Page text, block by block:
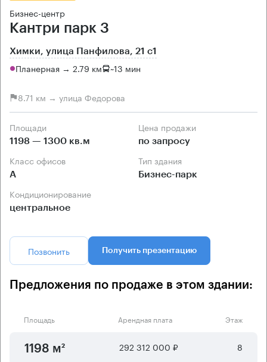
Бизнес-центр
Кантри парк 3
Химки, улица Панфилова, 21 с1
Планерная → 2.79 км ~13 мин
8.71 км → улица Федорова
Площади
1198 — 1300 кв.м
Цена продажи
по запросу
Класс офисов
А
Тип здания
Бизнес-парк
Кондиционирование
центральное
Позвонить Получить презентацию
Предложения по продаже в этом здании:
Площадь Арендная плата Этаж
1198 м² 292 312 000 ₽ 8